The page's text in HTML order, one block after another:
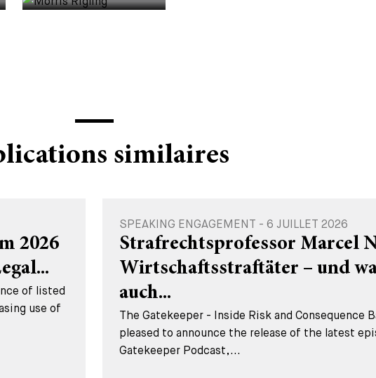
similaires
2026
of listed
use of
SPEAKING ENGAGEMENT - 6 JUILLET 2026
Strafrechtsprofessor Marcel
Wirtschaftsstraftäter – und
auch...
The Gatekeeper - Inside Risk and Consequence
pleased to announce the release of the latest
Gatekeeper Podcast,...